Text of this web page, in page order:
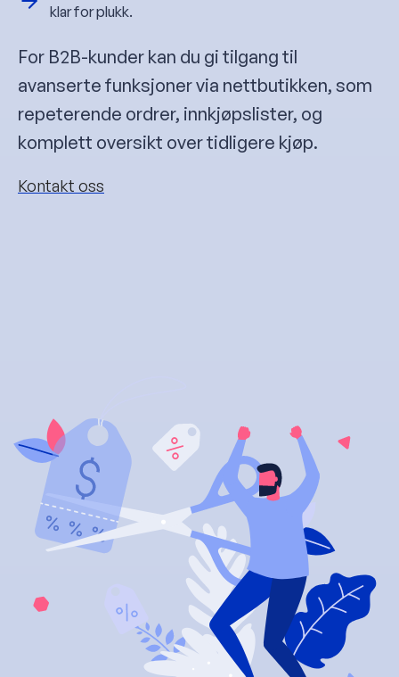
klar for plukk.
For B2B-kunder kan du gi tilgang til
avanserte funksjoner via nettbutikken, som
repeterende ordrer, innkjøpslister, og
komplett oversikt over tidligere kjøp.
Kontakt oss